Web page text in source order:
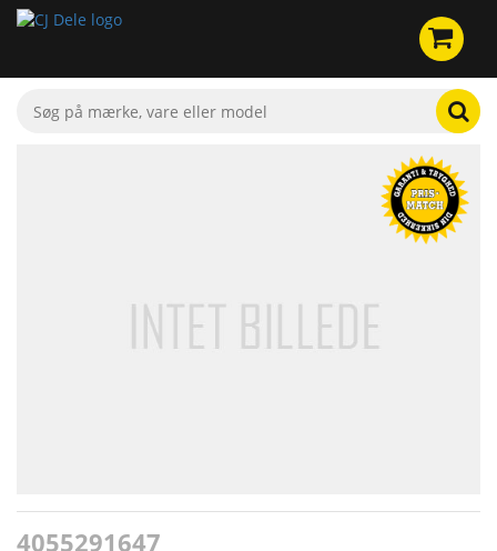
4055291647